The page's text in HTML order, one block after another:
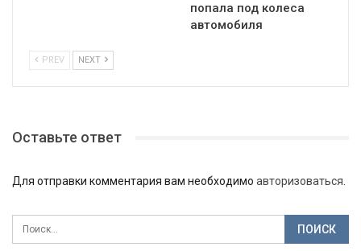
попала под колеса
автомобиля
PREV NEXT
Оставьте ответ
Для отправки комментария вам необходимо авторизоваться.